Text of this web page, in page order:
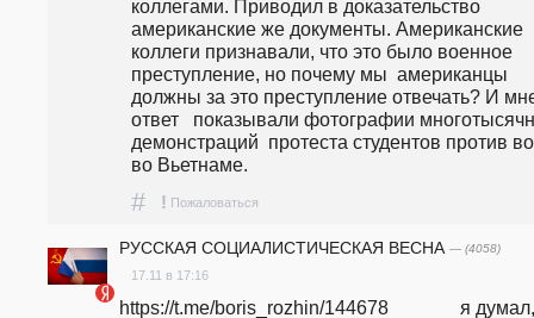
коллегами. Приводил в доказательство
американские же документы. Американские
коллеги признавали, что это было военное
преступление, но почему мы  американцы
должны за это преступление отвечать? И
ответ   показывали фотографии
демонстраций  протеста студентов против
во Вьетнаме.
# ! Пожаловаться
РУССКАЯ СОЦИАЛИСТИЧЕСКАЯ ВЕСНА — (4058)
17.11 в 17:16
https://t.me/boris_rozhin/144678               я